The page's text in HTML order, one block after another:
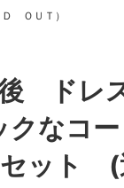
ＯＵＴ）
ドレ
クなコ
ット (